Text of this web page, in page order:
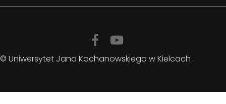
© Uniwersytet Jana Kochanowskiego w Kielcach